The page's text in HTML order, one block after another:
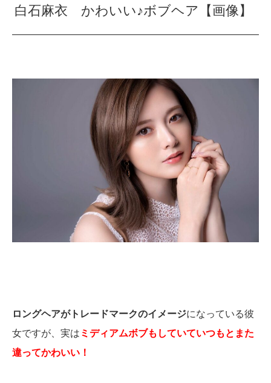
白石麻衣 かわいい♪ボブヘア【画像】
ロングヘアがトレードマークのイメージになっている彼
女ですが、実は ミディアムボブもしていていつもとまた
違ってかわいい！